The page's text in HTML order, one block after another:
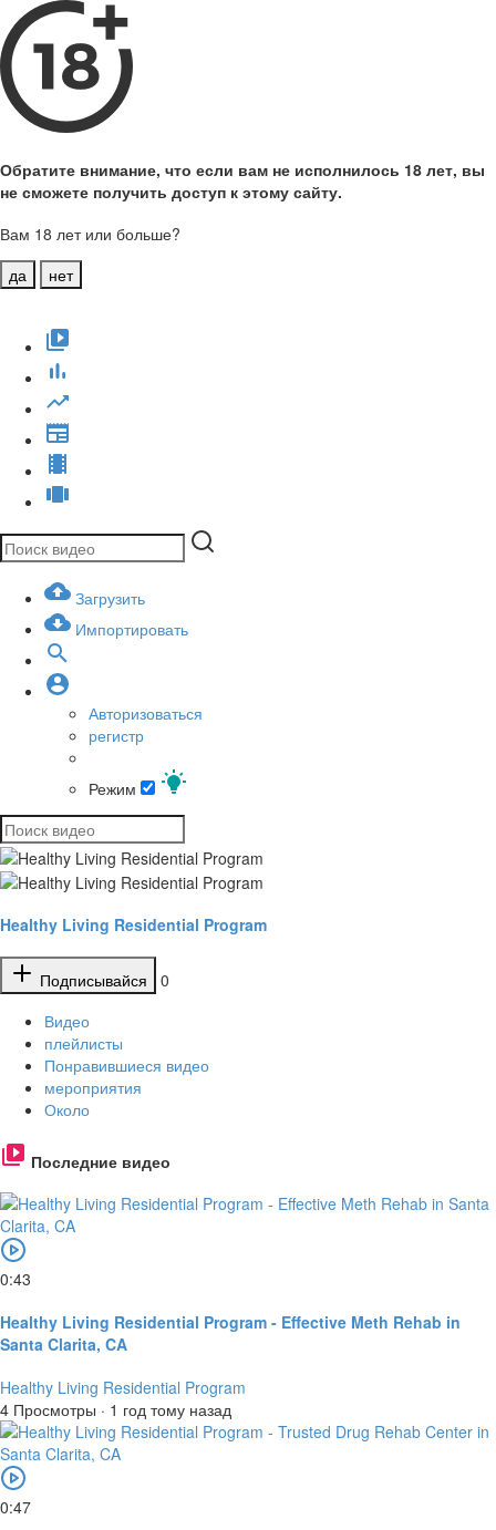
Обратите внимание, что если вам не исполнилось 18 лет, вы
не сможете получить доступ к этому сайту.
Вам 18 лет или больше?
да
нет
Загрузить
Импортировать
Авторизоваться
регистр
Режим
Healthy Living Residential Program
Подписывайся
0
Видео
плейлисты
Понравившиеся видео
мероприятия
Около
Последние видео
0:43
Healthy Living Residential Program - Effective Meth Rehab in
Santa Clarita, CA
Healthy Living Residential Program
4 Просмотры · 1 год тому назад
0:47